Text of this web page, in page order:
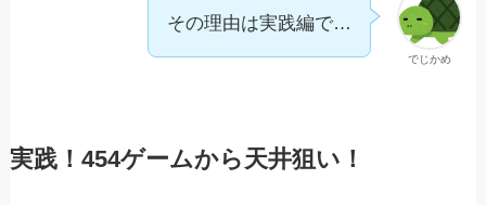
でじかめ
その理由は実践編で…
実践！454ゲームから天井狙い！